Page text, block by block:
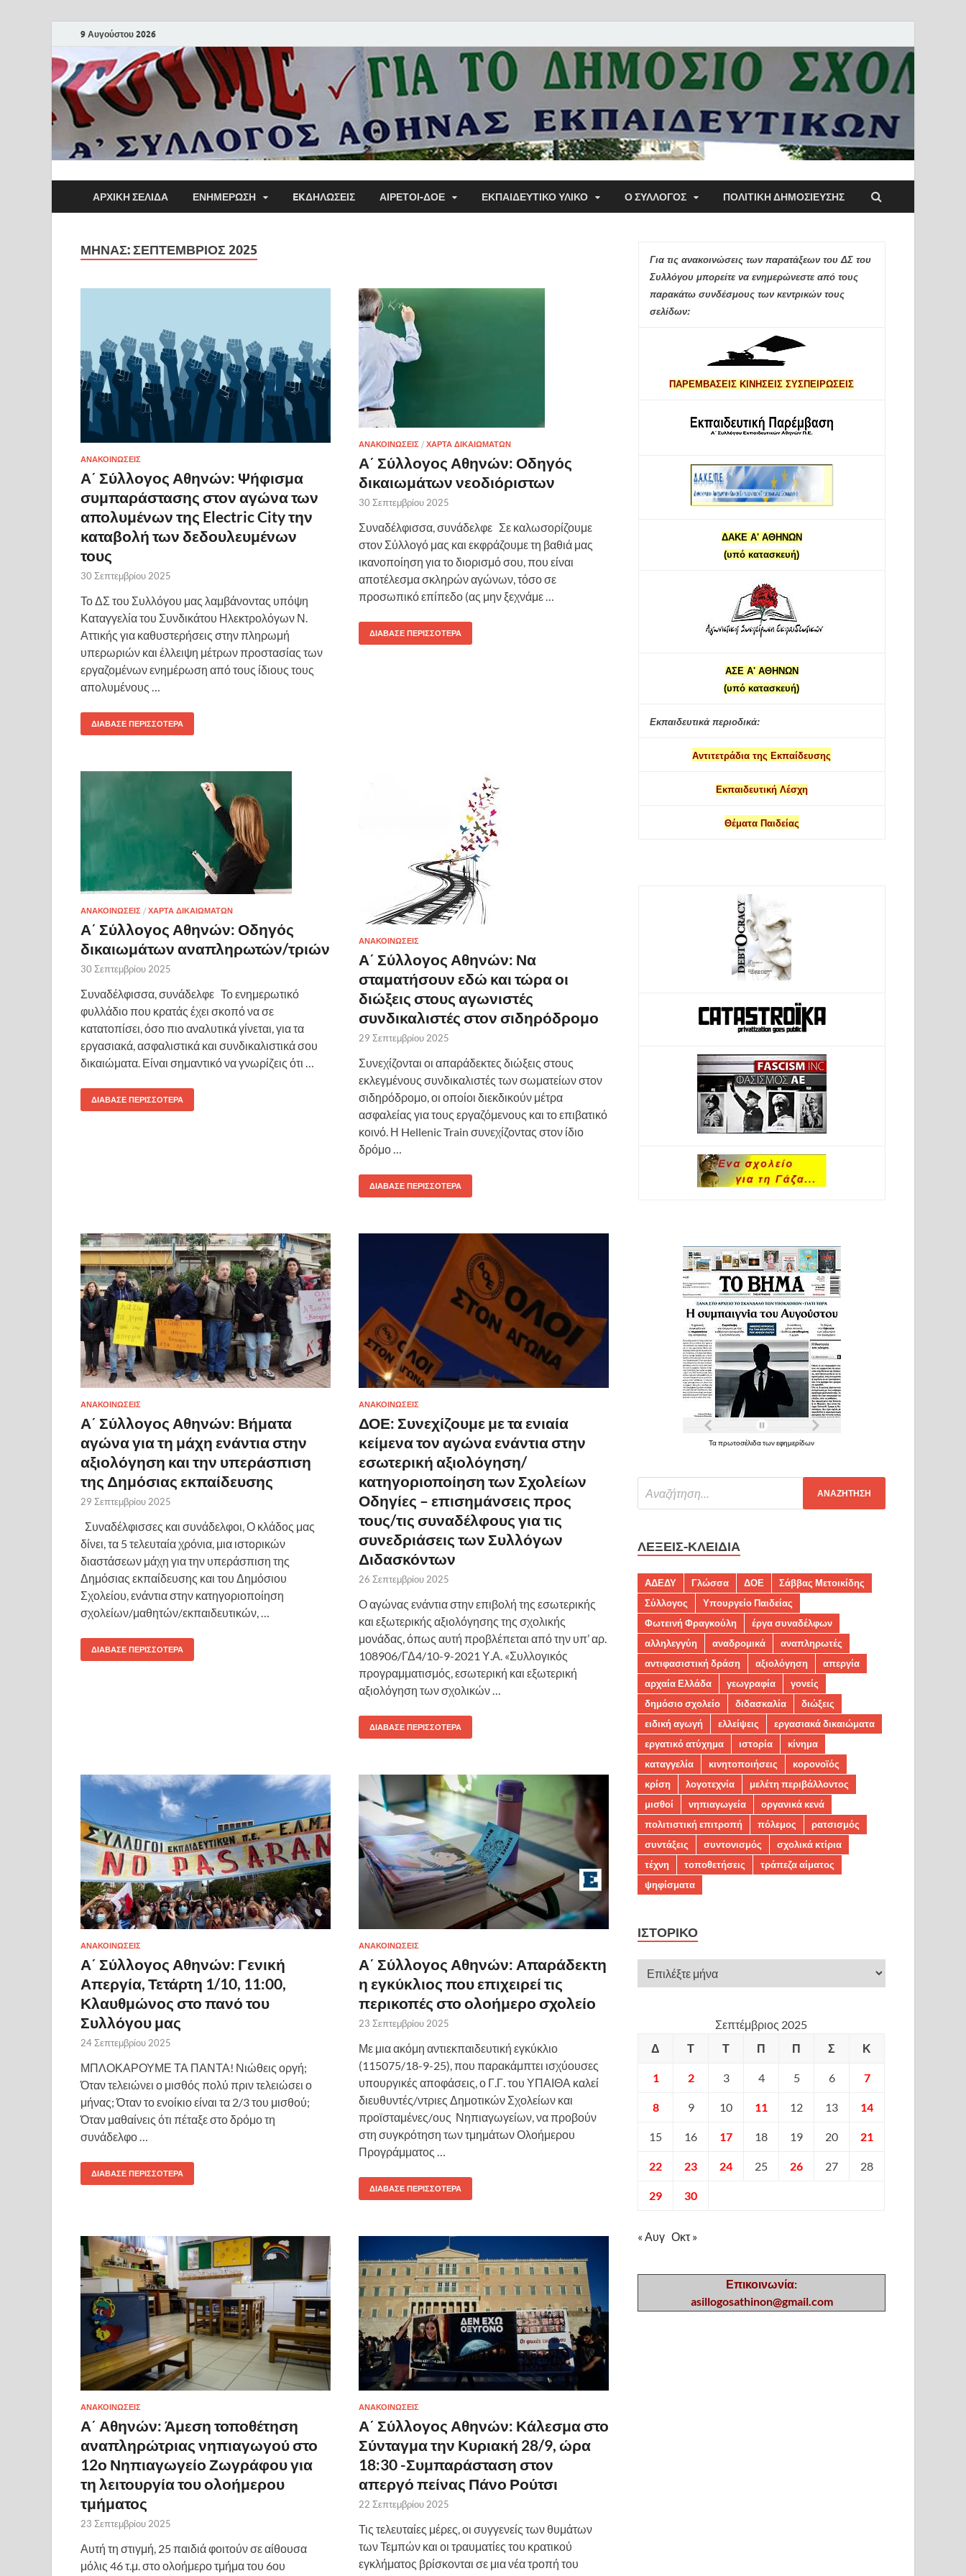
9 Αυγούστου 2026
Α΄ Σύλλογος Αθηνών
Εκπαιδευτικών Π.Ε.
ΑΡΧΙΚΗ ΣΕΛΙΔΑ ΕΝΗΜΕΡΩΣΗ EKΔΗΛΩΣΕΙΣ ΑΙΡΕΤΟΙ-ΔΟΕ ΕΚΠΑΙΔΕΥΤΙΚΌ ΥΛΙΚΌ Ο ΣΥΛΛΟΓΟΣ ΠΟΛΙΤΙΚΉ ΔΗΜΟΣΊΕΥΣΗΣ
ΜΉΝΑΣ:ΣΕΠΤΈΜΒΡΙΟΣ 2025
ΑΝΑΚΟΙΝΩΣΕΙΣ
Α΄ Σύλλογος Αθηνών: Ψήφισμα
συμπαράστασης στον αγώνα των
απολυμένων της Electric City την
καταβολή των δεδουλευμένων
τους
30 Σεπτεμβρίου 2025
Το ΔΣ του Συλλόγου μας λαμβάνοντας υπόψη
Καταγγελία του Συνδικάτου Ηλεκτρολόγων Ν.
Αττικής για καθυστερήσεις στην πληρωμή
υπερωριών και έλλειψη μέτρων προστασίας των
εργαζομένων ενημέρωση από τους ίδιους τους
απολυμένους …
ΔΙΆΒΑΣΕ ΠΕΡΙΣΣΌΤΕΡΑ
ΑΝΑΚΟΙΝΩΣΕΙΣ / ΧΑΡΤΑ ΔΙΚΑΙΩΜΑΤΩΝ
Α΄ Σύλλογος Αθηνών: Οδηγός
δικαιωμάτων νεοδιόριστων
30 Σεπτεμβρίου 2025
Συναδέλφισσα, συνάδελφε Σε καλωσορίζουμε
στον Σύλλογό μας και εκφράζουμε τη βαθιά μας
ικανοποίηση για το διορισμό σου, που είναι
αποτέλεσμα σκληρών αγώνων, τόσο σε
προσωπικό επίπεδο (ας μην ξεχνάμε …
ΔΙΆΒΑΣΕ ΠΕΡΙΣΣΌΤΕΡΑ
ΑΝΑΚΟΙΝΩΣΕΙΣ / ΧΑΡΤΑ ΔΙΚΑΙΩΜΑΤΩΝ
Α΄ Σύλλογος Αθηνών: Οδηγός
δικαιωμάτων αναπληρωτών/τριών
30 Σεπτεμβρίου 2025
Συναδέλφισσα, συνάδελφε Το ενημερωτικό
φυλλάδιο που κρατάς έχει σκοπό να σε
κατατοπίσει, όσο πιο αναλυτικά γίνεται, για τα
εργασιακά, ασφαλιστικά και συνδικαλιστικά σου
δικαιώματα. Είναι σημαντικό να γνωρίζεις ότι …
ΔΙΆΒΑΣΕ ΠΕΡΙΣΣΌΤΕΡΑ
ΑΝΑΚΟΙΝΩΣΕΙΣ
Α΄ Σύλλογος Αθηνών: Να
σταματήσουν εδώ και τώρα οι
διώξεις στους αγωνιστές
συνδικαλιστές στον σιδηρόδρομο
29 Σεπτεμβρίου 2025
Συνεχίζονται οι απαράδεκτες διώξεις στους
εκλεγμένους συνδικαλιστές των σωματείων στον
σιδηρόδρομο, οι οποίοι διεκδικούν μέτρα
ασφαλείας για τους εργαζόμενους και το επιβατικό
κοινό. Η Hellenic Train συνεχίζοντας στον ίδιο
δρόμο …
ΔΙΆΒΑΣΕ ΠΕΡΙΣΣΌΤΕΡΑ
ΑΝΑΚΟΙΝΩΣΕΙΣ
Α΄ Σύλλογος Αθηνών: Βήματα
αγώνα για τη μάχη ενάντια στην
αξιολόγηση και την υπεράσπιση
της Δημόσιας εκπαίδευσης
29 Σεπτεμβρίου 2025
Συναδέλφισσες και συνάδελφοι, Ο κλάδος μας
δίνει, τα 5 τελευταία χρόνια, μια ιστορικών
διαστάσεων μάχη για την υπεράσπιση της
Δημόσιας εκπαίδευσης και του Δημόσιου
Σχολείου, ενάντια στην κατηγοριοποίηση
σχολείων/μαθητών/εκπαιδευτικών, …
ΔΙΆΒΑΣΕ ΠΕΡΙΣΣΌΤΕΡΑ
ΑΝΑΚΟΙΝΩΣΕΙΣ
ΔΟΕ: Συνεχίζουμε με τα ενιαία
κείμενα τον αγώνα ενάντια στην
εσωτερική αξιολόγηση/
κατηγοριοποίηση των Σχολείων
Οδηγίες – επισημάνσεις προς
τους/τις συναδέλφους για τις
συνεδριάσεις των Συλλόγων
Διδασκόντων
26 Σεπτεμβρίου 2025
Ο αγώνας ενάντια στην επιβολή της εσωτερικής
και εξωτερικής αξιολόγησης της σχολικής
μονάδας, όπως αυτή προβλέπεται από την υπ’ αρ.
108906/ΓΔ4/10-9-2021 Υ.Α. «Συλλογικός
προγραμματισμός, εσωτερική και εξωτερική
αξιολόγηση των σχολικών …
ΔΙΆΒΑΣΕ ΠΕΡΙΣΣΌΤΕΡΑ
ΑΝΑΚΟΙΝΩΣΕΙΣ
Α΄ Σύλλογος Αθηνών: Γενική
Απεργία, Τετάρτη 1/10, 11:00,
Κλαυθμώνος στο πανό του
Συλλόγου μας
24 Σεπτεμβρίου 2025
ΜΠΛΟΚΑΡΟΥΜΕ ΤΑ ΠΑΝΤΑ! Νιώθεις οργή;
Όταν τελειώνει ο μισθός πολύ πριν τελειώσει ο
μήνας; Όταν το ενοίκιο είναι τα 2/3 του μισθού;
Όταν μαθαίνεις ότι πέταξε στο δρόμο τη
συνάδελφο …
ΔΙΆΒΑΣΕ ΠΕΡΙΣΣΌΤΕΡΑ
ΑΝΑΚΟΙΝΩΣΕΙΣ
Α΄ Σύλλογος Αθηνών: Απαράδεκτη
η εγκύκλιος που επιχειρεί τις
περικοπές στο ολοήμερο σχολείο
23 Σεπτεμβρίου 2025
Με μια ακόμη αντιεκπαιδευτική εγκύκλιο
(115075/18-9-25), που παρακάμπτει ισχύουσες
υπουργικές αποφάσεις, ο Γ.Γ. του ΥΠΑΙΘΑ καλεί
διευθυντές/ντριες Δημοτικών Σχολείων και
προϊσταμένες/ους Νηπιαγωγείων, να προβούν
στη συγκρότηση των τμημάτων Ολοήμερου
Προγράμματος …
ΔΙΆΒΑΣΕ ΠΕΡΙΣΣΌΤΕΡΑ
ΑΝΑΚΟΙΝΩΣΕΙΣ
Α΄ Αθηνών: Άμεση τοποθέτηση
αναπληρώτριας νηπιαγωγού στο
12ο Νηπιαγωγείο Ζωγράφου για
τη λειτουργία του ολοήμερου
τμήματος
23 Σεπτεμβρίου 2025
Αυτή τη στιγμή, 25 παιδιά φοιτούν σε αίθουσα
μόλις 46 τ.μ. στο ολοήμερο τμήμα του 6ου
ΑΝΑΚΟΙΝΩΣΕΙΣ
Α΄ Σύλλογος Αθηνών: Κάλεσμα στο
Σύνταγμα την Κυριακή 28/9, ώρα
18:30 -Συμπαράσταση στον
απεργό πείνας Πάνο Ρούτσι
22 Σεπτεμβρίου 2025
Τις τελευταίες μέρες, οι συγγενείς των θυμάτων
των Τεμπών και οι τραυματίες του κρατικού
εγκλήματος βρίσκονται σε μια νέα τροπή του
Για τις ανακοινώσεις των παρατάξεων του ΔΣ του
Συλλόγου μπορείτε να ενημερώνεστε από τους
παρακάτω συνδέσμους των κεντρικών τους
σελίδων:
ΠΑΡΕΜΒΑΣΕΙΣ ΚΙΝΗΣΕΙΣ ΣΥΣΠΕΙΡΩΣΕΙΣ
ΔΑΚΕ Α' ΑΘΗΝΩΝ
(υπό κατασκευή)
ΑΣΕ Α' ΑΘΗΝΩΝ
(υπό κατασκευή)
Εκπαιδευτικά περιοδικά:
Αντιτετράδια της Εκπαίδευσης
Εκπαιδευτική Λέσχη
Θέματα Παιδείας
Τα πρωτοσέλιδα των εφημερίδων
ΛΈΞΕΙΣ-ΚΛΕΙΔΙΆ
ΑΔΕΔΥ Γλώσσα ΔΟΕ
Σάββας Μετοικίδης
Σύλλογος
Υπουργείο Παιδείας
Φωτεινή Φραγκούλη
έργα συναδέλφων
αλληλεγγύη
αναδρομικά
αναπληρωτές
αντιφασιστική δράση
αξιολόγηση
απεργία
αρχαία Ελλάδα
γεωγραφία
γονείς
δημόσιο σχολείο
διδασκαλία
διώξεις
ειδική αγωγή
ελλείψεις
εργασιακά δικαιώματα
εργατικό ατύχημα
ιστορία
κίνημα
καταγγελία
κινητοποιήσεις
κορονοϊός
κρίση
λογοτεχνία
μελέτη περιβάλλοντος
μισθοί
νηπιαγωγεία
οργανικά κενά
πολιτιστική επιτροπή
πόλεμος
ρατσισμός
συντάξεις
συντονισμός
σχολικά κτίρια
τέχνη
τοποθετήσεις
τράπεζα αίματος
ψηφίσματα
ΙΣΤΟΡΙΚΌ
Σεπτέμβριος 2025
Δ
Τ Τ Π Π Σ Κ
1 2 3 4 5 6 7
8 9 10 11 12 13 14
15 16 17 18 19 20 21
22 23 24 25 26 27 28
29 30
« Αυγ Οκτ »
Επικοινωνία:
asillogosathinon@gmail.com